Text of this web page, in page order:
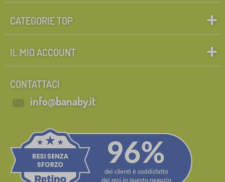
CATEGORIE TOP
IL MIO ACCOUNT
CONTATTACI
info@banaby.it